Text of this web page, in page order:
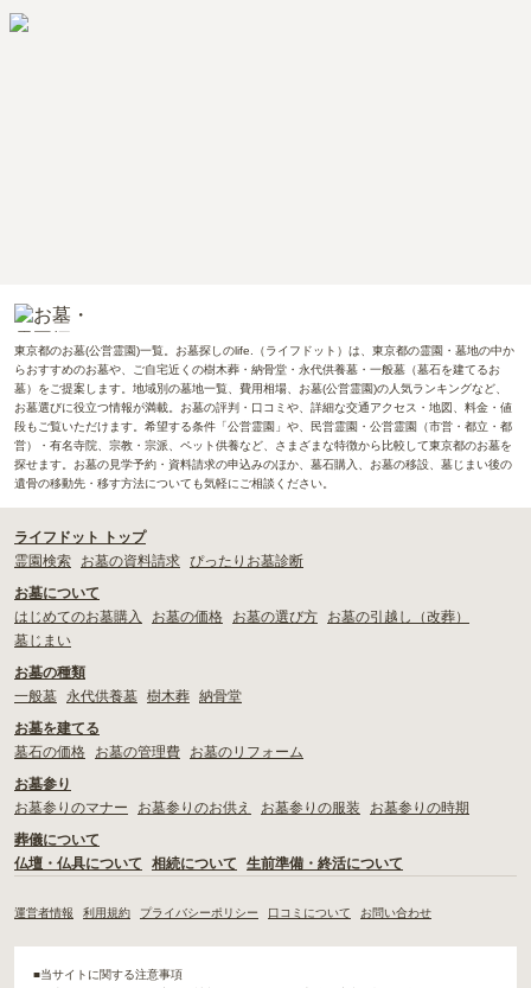
東京都のお墓(公営霊園)一覧。お墓探しのlife.（ライフドット）は、東京都の霊園・墓地の中か
らおすすめのお墓や、ご自宅近くの樹木葬・納骨堂・永代供養墓・一般墓（墓石を建てるお
墓）をご提案します。地域別の墓地一覧、費用相場、お墓(公営霊園)の人気ランキングなど、
お墓選びに役立つ情報が満載。お墓の評判・口コミや、詳細な交通アクセス・地図、料金・値
段もご覧いただけます。希望する条件「公営霊園」や、民営霊園・公営霊園（市営・都立・都
営）・有名寺院、宗教・宗派、ペット供養など、さまざまな特徴から比較して東京都のお墓を
探せます。お墓の見学予約・資料請求の申込みのほか、墓石購入、お墓の移設、墓じまい後の
遺骨の移動先・移す方法についても気軽にご相談ください。
ライフドット トップ
霊園検索
お墓の資料請求 ぴったりお墓診断
お墓について
はじめてのお墓購入
お墓の価格 お墓の選び方
お墓の引越し（改葬）
墓じまい
お墓の種類
一般墓
永代供養墓 樹木葬 納骨堂
お墓を建てる
墓石の価格
お墓の管理費
お墓のリフォーム
お墓参り
お墓参りのマナー
お墓参りのお供え お墓参りの服装
お墓参りの時期
葬儀について
仏壇・仏具について
相続について 生前準備・終活について
運営者情報 利用規約 プライバシーポリシー 口コミについて お問い合わせ
■当サイトに関する注意事項